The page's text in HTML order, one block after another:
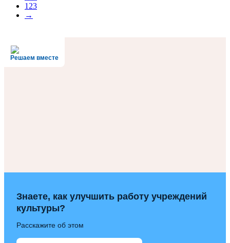
123
→
Решаем вместе
Знаете, как улучшить работу учреждений
культуры?
Расскажите об этом